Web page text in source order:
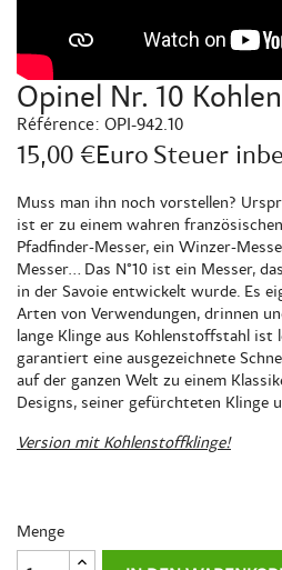
Opinel Nr. 10
Référence: OPI-942.10
15,00 €EuroSteuer
Muss man ihn noch vorstellen?
ist er zu einem wahren
Pfadfinder-Messer, ein Winzer-
Messer... Das N°10 ist ein Messer,
in der Savoie entwickelt wurde. Es
Arten von Verwendungen, drinnen
lange Klinge aus Kohlenstoffstahl ist
garantiert eine ausgezeichnete
auf der ganzen Welt zu einem
Designs, seiner gefürchteten Klinge
Version mit Kohlenstoffklinge!
Menge